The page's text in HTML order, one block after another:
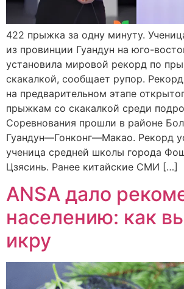
422 прыжка за одну минуту.
из провинции Гуандун на юго-
установила мировой рекорд по
скакалкой, сообщает рупор.
на предварительном этапе
прыжкам со скакалкой среди
Соревнования прошли в районе
Гуандун—Гонконг—Макао. Рекорд
ученица средней школы города
Цзясинь. Ранее китайские СМИ […]
ANSA дало
населению: как
икру